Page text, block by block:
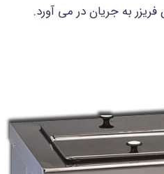
به جریان در می آورد.